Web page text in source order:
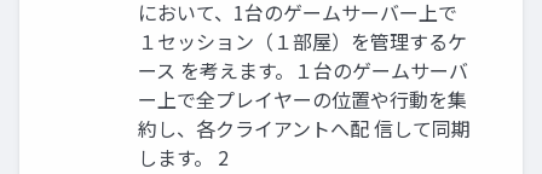
において、1台のゲームサーバー上で
１セッション（１部屋）を管理するケ
ース を考えます。１台のゲームサーバ
ー上で全プレイヤーの位置や行動を集
約し、各クライアントへ配 信して同期
します。 2